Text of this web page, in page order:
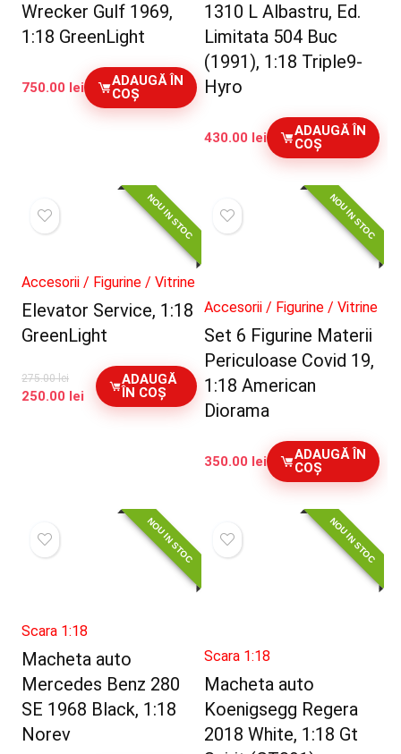
Wrecker Gulf 1969,
1:18 GreenLight
750.00 lei
ADAUGĂ ÎN
COȘ
1310 L Albastru, Ed.
Limitata 504 Buc
(1991), 1:18 Triple9-
Hyro
430.00 lei
ADAUGĂ ÎN
COȘ
NOU IN STOC
Accesorii / Figurine / Vitrine
Elevator Service, 1:18
GreenLight
275.00lei
Prețul
250.00 lei Prețul
curent
ADAUGĂ
ÎN COȘ
NOU IN STOC
Accesorii / Figurine / Vitrine
Set 6 Figurine Materii
Periculoase Covid 19,
1:18 American
Diorama
350.00 lei
ADAUGĂ ÎN
COȘ
NOU IN STOC
Scara 1:18
Macheta auto
Mercedes Benz 280
SE 1968 Black, 1:18
Norev
NOU IN STOC
Scara 1:18
Macheta auto
Koenigsegg Regera
2018 White, 1:18 Gt